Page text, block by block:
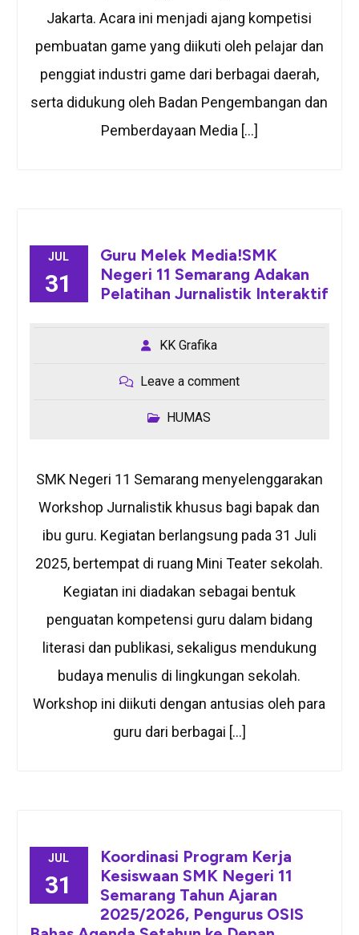
Jakarta. Acara ini menjadi ajang kompetisi
pembuatan game yang diikuti oleh pelajar dan
penggiat industri game dari berbagai daerah,
serta didukung oleh Badan Pengembangan dan
Pemberdayaan Media […]
JUL
31
Guru Melek Media!SMK
Negeri 11 Semarang Adakan
Pelatihan Jurnalistik Interaktif
KK Grafika
Leave a comment
HUMAS
SMK Negeri 11 Semarang menyelenggarakan
Workshop Jurnalistik khusus bagi bapak dan
ibu guru. Kegiatan berlangsung pada 31 Juli
2025, bertempat di ruang Mini Teater sekolah.
Kegiatan ini diadakan sebagai bentuk
penguatan kompetensi guru dalam bidang
literasi dan publikasi, sekaligus mendukung
budaya menulis di lingkungan sekolah.
Workshop ini diikuti dengan antusias oleh para
guru dari berbagai […]
JUL
31
Koordinasi Program Kerja
Kesiswaan SMK Negeri 11
Semarang Tahun Ajaran
2025/2026, Pengurus OSIS